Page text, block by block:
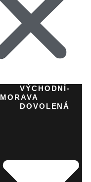
VÝCHODNÍ-
MORAVA
DOVOLENÁ